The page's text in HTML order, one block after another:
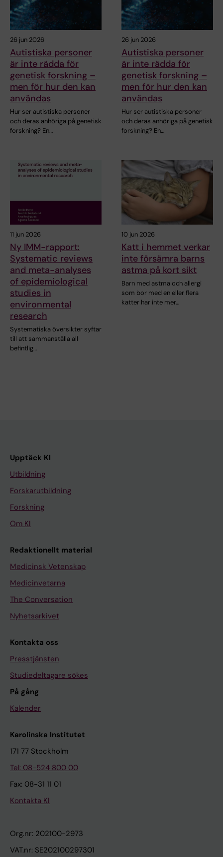
26 jun 2026
Autistiska personer
är inte rädda för
genetisk forskning –
men för hur den kan
användas
Hur ser autistiska personer
och deras anhöriga på genetisk
forskning? En…
26 jun 2026
Autistiska personer
är inte rädda för
genetisk forskning –
men för hur den kan
användas
Hur ser autistiska personer
och deras anhöriga på genetisk
forskning? En…
11 jun 2026
Ny IMM-rapport:
Systematic reviews
and meta-analyses
of epidemiological
studies in
environmental
research
Systematiska översikter syftar
till att sammanställa all
befintlig…
10 jun 2026
Katt i hemmet verkar
inte försämra barns
astma på kort sikt
Barn med astma och allergi
som bor med en eller flera
katter har inte mer…
Upptäck KI
Utbildning
Forskarutbildning
Forskning
Om KI
Redaktionellt material
Medicinsk Vetenskap
Medicinvetarna
The Conversation
Nyhetsarkivet
Kontakta oss
Presstjänsten
Studiedeltagare sökes
På gång
Kalender
Karolinska Institutet
171 77 Stockholm
Tel: 08-524 800 00
Fax: 08-31 11 01
Kontakta KI
Org.nr: 202100-2973
VAT.nr: SE202100297301